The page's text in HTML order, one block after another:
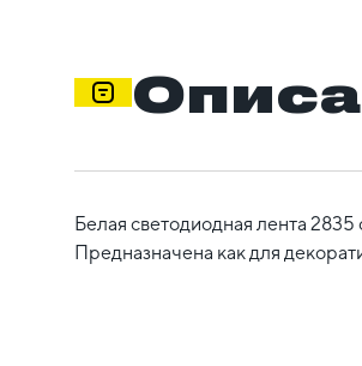
Белая светодиодная лента
Предназначена как для